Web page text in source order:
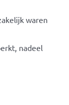
waren
nadeel